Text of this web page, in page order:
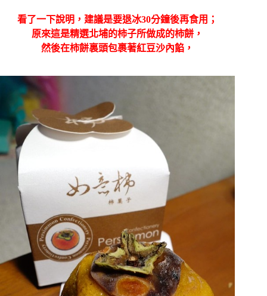
看了一下說明，建議是要退冰30分鐘後再食用；
原來這是精選北埔的柿子所做成的柿餅，
然後在柿餅裏頭包裹著紅豆沙內餡，